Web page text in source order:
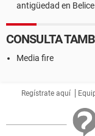
antigüedad en Belice
CONSULTA
Media fire
Regístrate aquí